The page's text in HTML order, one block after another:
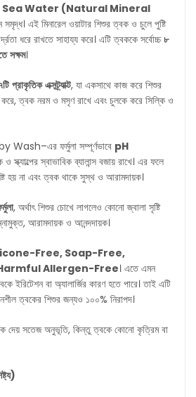
Sea Water (Natural Mineral
সমৃদ্ধ। এই মিনারেল ওয়াটার শিশুর ত্বক ও চুলে পুষ্টি
ধরে রাখতে সাহায্য করে। এটি ত্বককে সর্বোচ্চ৮
সক্ষম।
প্রাকৃতিক এক্সট্র্যাক্ট, যা একসাথে কাজ করে শিশুর
ত্বক নরম ও মসৃণ রাখে এবং চুলকে করে সিল্কি ও
ফর্মুলা সম্পূর্ণভাবে pH
স্ক্যাল্পের স্বাভাবিক ব্যালান্স বজায় রাখে। এর ফলে
হয় না এবং ত্বক থাকে সুস্থ ও আরামদায়ক।
, অর্থাৎ শিশুর চোখে লাগলেও কোনো জ্বালা সৃষ্টি
আরামদায়ক ও আনন্দদায়ক।
Free, Soap-Free,
Allergen-Free। এতে এমন
ইরিটেশন বা অ্যালার্জির কারণ হতে পারে। তাই এটি
ত্বকের শিশুর জন্যও ১০০% নিরাপদ।
দেয় সতেজ অনুভূতি, কিন্তু ত্বকে কোনো কৃত্রিম বা
)